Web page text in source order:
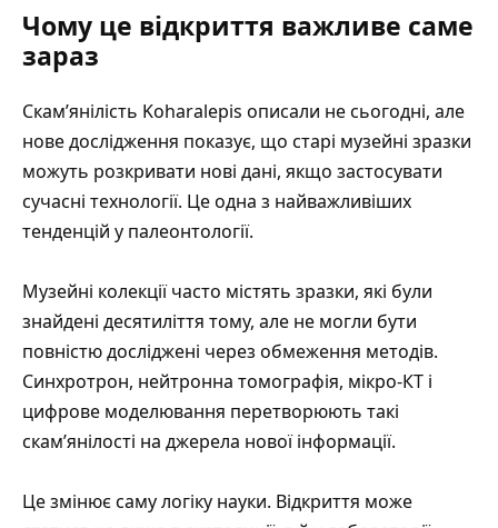
Чому це відкриття важливе саме
зараз
Скам’янілість Koharalepis описали не сьогодні, але
нове дослідження показує, що старі музейні зразки
можуть розкривати нові дані, якщо застосувати
сучасні технології. Це одна з найважливіших
тенденцій у палеонтології.
Музейні колекції часто містять зразки, які були
знайдені десятиліття тому, але не могли бути
повністю досліджені через обмеження методів.
Синхротрон, нейтронна томографія, мікро-КТ і
цифрове моделювання перетворюють такі
скам’янілості на джерела нової інформації.
Це змінює саму логіку науки. Відкриття може